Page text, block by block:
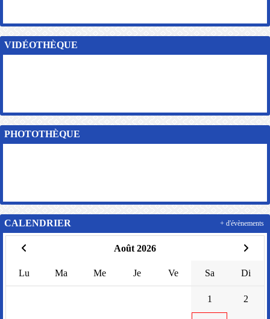
VIDÉOTHÈQUE
PHOTOTHÈQUE
CALENDRIER
Août 2026
Lu Ma Me Je Ve Sa Di
1 2
+ d'évènements